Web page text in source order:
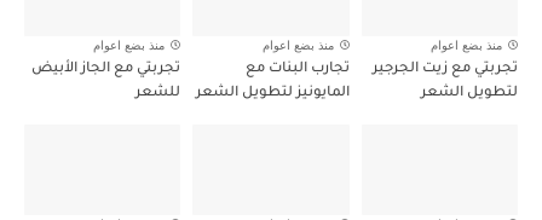
منذ بضع اعوام
تجربتي مع زيت الجرجير
لتطويل الشعر
منذ بضع اعوام
تجارب البنات مع
المايونيز لتطويل الشعر
منذ بضع اعوام
تجربتي مع الجاز الأبيض
للشعر